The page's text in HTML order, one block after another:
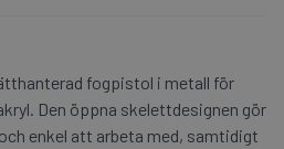
fogpistol i metall för
Den öppna skelettdesignen gör
enkel att arbeta med, samtidigt